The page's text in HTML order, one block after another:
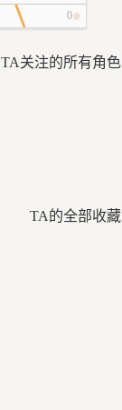
0
TA关注的所有角色
TA的全部收藏